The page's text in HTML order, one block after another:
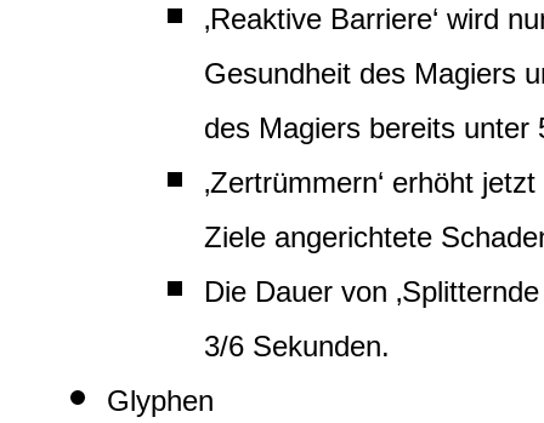
‚Reaktive Barriere‘ wird
Gesundheit des Magiers
des Magiers bereits unter
‚Zertrümmern‘ erhöht
Ziele angerichtete
Die Dauer von
3/6 Sekunden.
Glyphen